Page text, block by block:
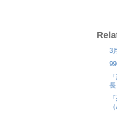
3
長